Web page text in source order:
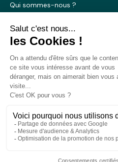
Qui sommes-nous ?
Blog
Nous contacter
Conditions générales d’utilisation
Politique de cookies